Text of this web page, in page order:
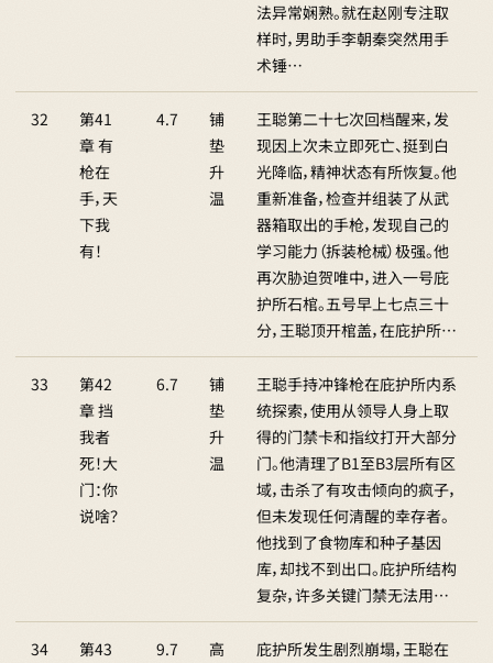
法异常娴熟。就在赵刚专注取
样时，男助手李朝秦突然用手
术锤…
32
第41
章 有
枪在
手，天
下我
有！
4.7
铺
垫
升
温
王聪第二十七次回档醒来，发
现因上次未立即死亡、挺到白
光降临，精神状态有所恢复。他
重新准备，检查并组装了从武
器箱取出的手枪，发现自己的
学习能力（拆装枪械）极强。他
再次胁迫贺唯中，进入一号庇
护所石棺。五号早上七点三十
分，王聪顶开棺盖，在庇护所…
33
第42
章 挡
我者
死！大
门：你
说啥？
6.7
铺
垫
升
温
王聪手持冲锋枪在庇护所内系
统探索，使用从领导人身上取
得的门禁卡和指纹打开大部分
门。他清理了B1至B3层所有区
域，击杀了有攻击倾向的疯子，
但未发现任何清醒的幸存者。
他找到了食物库和种子基因
库，却找不到出口。庇护所结构
复杂，许多关键门禁无法用…
34
第43
9.7
高
庇护所发生剧烈崩塌，王聪在